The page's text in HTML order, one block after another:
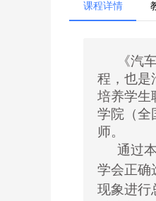
课程详情
《汽
程，也是
培养学生
学院（全
师。
通过
学会正确
现象进行